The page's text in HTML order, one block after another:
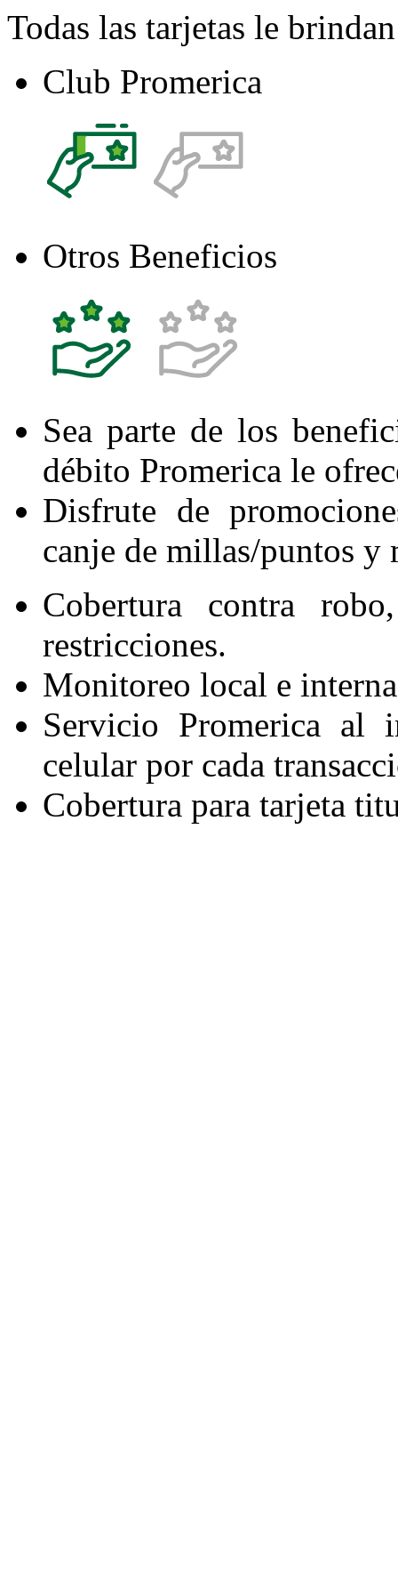
Todas las tarjetas le brindan
Club Promerica
Otros Beneficios
Sea parte de los
débito Promerica le
Disfrute de
canje de millas/puntos y
Cobertura contra
restricciones.
Monitoreo local e
Servicio Promerica al
celular por cada
Cobertura para tarjeta